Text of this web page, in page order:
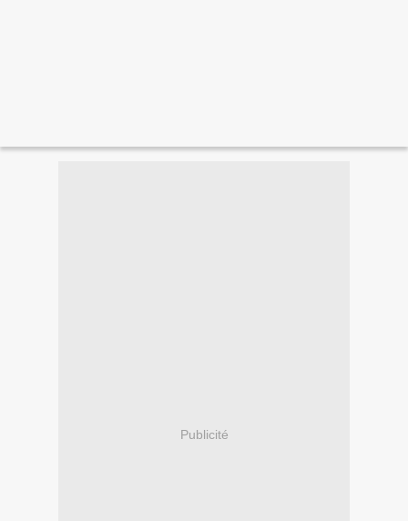
Publicité